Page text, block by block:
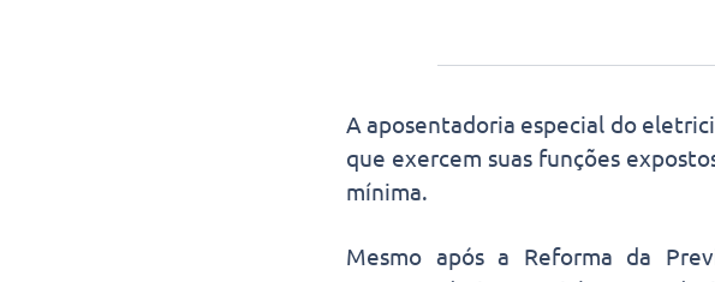
A aposentadoria especial do
que exercem suas funções
mínima.
Mesmo após a Reforma da